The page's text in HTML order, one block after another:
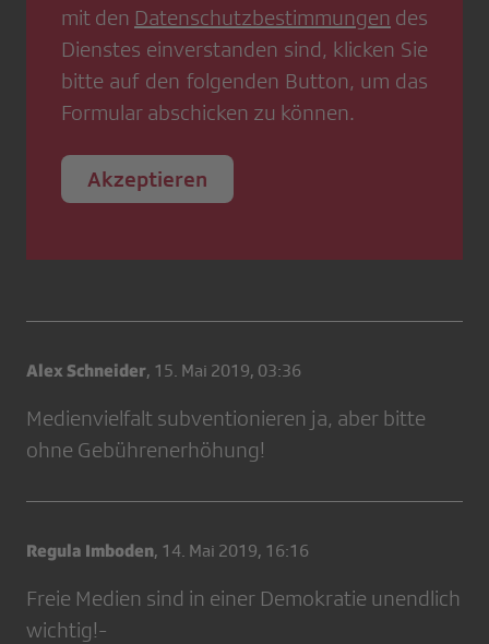
mit den Datenschutzbestimmungen des
Dienstes einverstanden sind, klicken Sie
bitte auf den folgenden Button, um das
Formular abschicken zu können.
Akzeptieren
Alex Schneider, 15. Mai 2019, 03:36
Medienvielfalt subventionieren ja, aber bitte
ohne Gebührenerhöhung!
Regula Imboden, 14. Mai 2019, 16:16
Freie Medien sind in einer Demokratie unendlich
wichtig!-